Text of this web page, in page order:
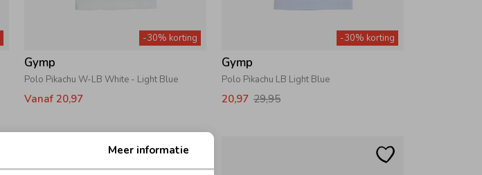
-30% korting
Gymp
Polo Pikachu W-LB White - Light Blue
Vanaf 20,97
-30% korting
Gymp
Polo Pikachu LB Light Blue
20,97 29,95
Meer informatie